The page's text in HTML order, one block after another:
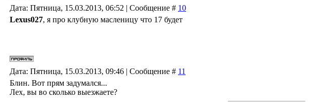
Дата: Пятница, 15.03.2013, 06:52 | Сообщение # 10
Lexus027, я про клубную масленицу что 17 будет
Дата: Пятница, 15.03.2013, 09:46 | Сообщение # 11
Блин. Вот прям задумался...
Лех, вы во сколько выезжаете?